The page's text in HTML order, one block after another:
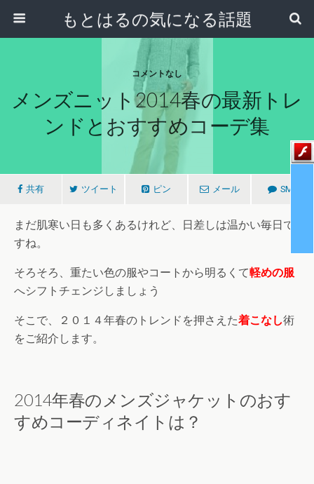
もとはるの気になる話題
コメントなし
メンズニット2014春の最新トレ
ンドとおすすめコーデ集
共有 ツイート ピン メール SMS
まだ肌寒い日も多くあるけれど、日差しは温かい毎日で
すね。
そろそろ、重たい色の服やコートから明るくて軽めの服
へシフトチェンジしましょう
そこで、２０１４年春のトレンドを押さえた着こなし術
をご紹介します。
2014年春のメンズジャケットのおす
すめコーディネイトは？